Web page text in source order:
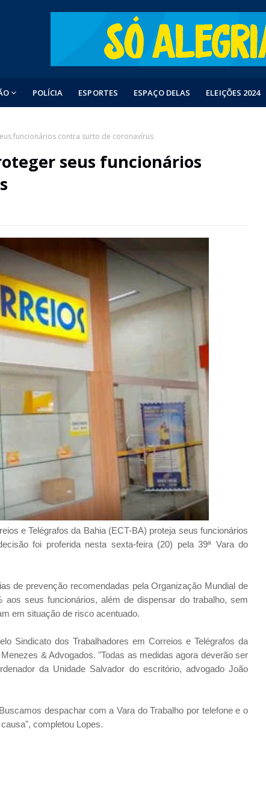
POLÍCIA ESPORTES ESPAÇO DELAS ELEIÇÕES 2024
funcionários contra surto de coronavírus
seus funcionários
e Telégrafos da Bahia (ECT-BA) proteja seus funcionários
foi proferida nesta sexta-feira (20) pela 39ª Vara do
de prevenção recomendadas pela Organização Mundial de
seus funcionários, além de dispensar do trabalho, sem
em situação de risco acentuado.
Sindicato dos Trabalhadores em Correios e Telégrafos da
& Advogados. "Todas as medidas agora deverão ser
da Unidade Salvador do escritório, advogado João
despachar com a Vara do Trabalho por telefone e o
completou Lopes.